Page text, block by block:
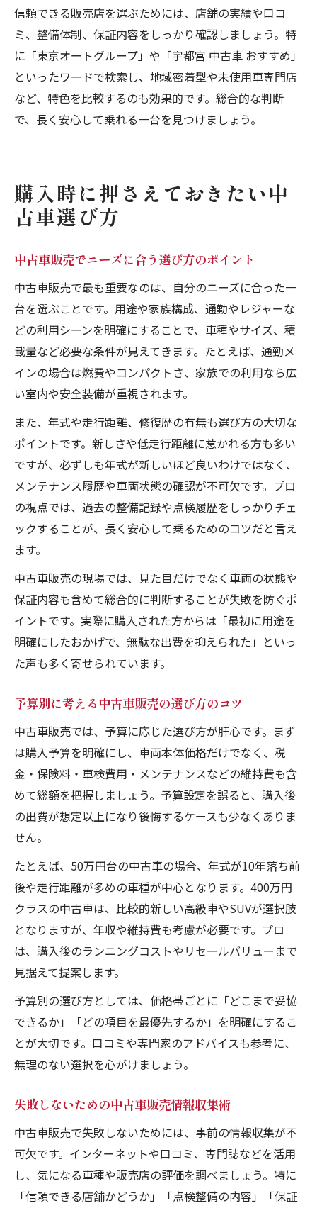
信頼できる販売店を選ぶためには、店舗の実績や口コ
ミ、整備体制、保証内容をしっかり確認しましょう。特
に「東京オートグループ」や「宇都宮 中古車 おすすめ」
といったワードで検索し、地域密着型や未使用車専門店
など、特色を比較するのも効果的です。総合的な判断
で、長く安心して乗れる一台を見つけましょう。
購入時に押さえておきたい中
古車選び方
中古車販売でニーズに合う選び方のポイント
中古車販売で最も重要なのは、自分のニーズに合った一
台を選ぶことです。用途や家族構成、通勤やレジャーな
どの利用シーンを明確にすることで、車種やサイズ、積
載量など必要な条件が見えてきます。たとえば、通勤メ
インの場合は燃費やコンパクトさ、家族での利用なら広
い室内や安全装備が重視されます。
また、年式や走行距離、修復歴の有無も選び方の大切な
ポイントです。新しさや低走行距離に惹かれる方も多い
ですが、必ずしも年式が新しいほど良いわけではなく、
メンテナンス履歴や車両状態の確認が不可欠です。プロ
の視点では、過去の整備記録や点検履歴をしっかりチェ
ックすることが、長く安心して乗るためのコツだと言え
ます。
中古車販売の現場では、見た目だけでなく車両の状態や
保証内容も含めて総合的に判断することが失敗を防ぐポ
イントです。実際に購入された方からは「最初に用途を
明確にしたおかげで、無駄な出費を抑えられた」といっ
た声も多く寄せられています。
予算別に考える中古車販売の選び方のコツ
中古車販売では、予算に応じた選び方が肝心です。まず
は購入予算を明確にし、車両本体価格だけでなく、税
金・保険料・車検費用・メンテナンスなどの維持費も含
めて総額を把握しましょう。予算設定を誤ると、購入後
の出費が想定以上になり後悔するケースも少なくありま
せん。
たとえば、50万円台の中古車の場合、年式が10年落ち前
後や走行距離が多めの車種が中心となります。400万円
クラスの中古車は、比較的新しい高級車やSUVが選択肢
となりますが、年収や維持費も考慮が必要です。プロ
は、購入後のランニングコストやリセールバリューまで
見据えて提案します。
予算別の選び方としては、価格帯ごとに「どこまで妥協
できるか」「どの項目を最優先するか」を明確にするこ
とが大切です。口コミや専門家のアドバイスも参考に、
無理のない選択を心がけましょう。
失敗しないための中古車販売情報収集術
中古車販売で失敗しないためには、事前の情報収集が不
可欠です。インターネットや口コミ、専門誌などを活用
し、気になる車種や販売店の評価を調べましょう。特に
「信頼できる店舗かどうか」「点検整備の内容」「保証